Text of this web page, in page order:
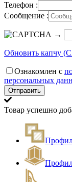
Телефон :
Сообщение :
→
Обновить капчу
Ознакомлен с
персональных
Товар успешно